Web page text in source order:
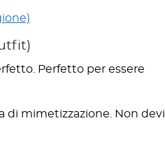
Perfetto per essere
di mimetizzazione. Non devi